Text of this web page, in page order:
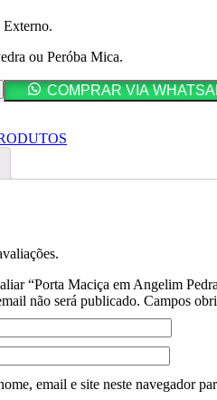
Externo.
ou Peróba Mica.
COMPRAR VIA
“Porta Maciça em Angelim
não será publicado. Campos
email e site neste navegador